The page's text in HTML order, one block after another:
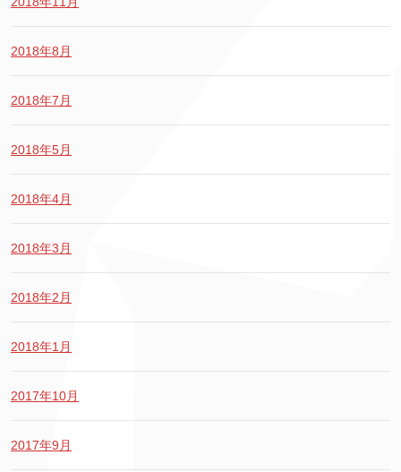
2018年8月
2018年7月
2018年5月
2018年4月
2018年3月
2018年2月
2018年1月
2017年10月
2017年9月